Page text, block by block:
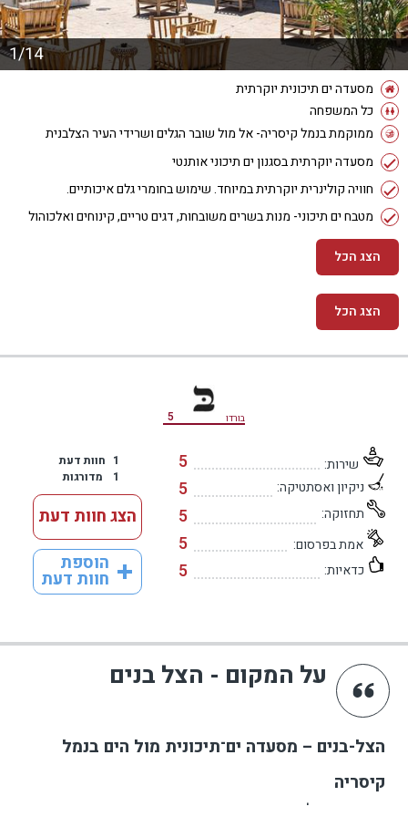
1/14
מסעדה ים תיכונית יוקרתית
כל המשפחה
ממוקמת בנמל קיסריה- אל מול שובר הגלים ושרידי העיר הצלבנית
מסעדה יוקרתית בסגנון ים תיכוני אותנטי
חוויה קולינרית יוקרתית במיוחד. שימוש בחומרי גלם איכותיים.
מטבח ים תיכוני- מנות בשרים משובחות, דגים טריים, קינוחים ואלכוהול
הצג הכל
הצג הכל
בורדו 5
שירות: 5
ניקיון ואסתטיקה: 5
תחזוקה: 5
אמת בפרסום: 5
כדאיות: 5
1 חוות דעת
1
מדורגות
הצג חוות דעת
הוספת
חוות דעת
על המקום - הצל בנים
הצל-בנים – מסעדה ים־תיכונית מול הים בנמל
קיסריה
מסעדת הצל-בנים שוכנת באחד המיקומים המרשימים